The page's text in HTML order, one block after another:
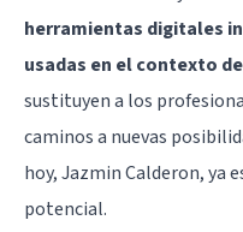
herramientas digitales
usadas en el contexto
sustituyen a los
caminos a nuevas
hoy, Jazmin Calderon, ya
potencial.